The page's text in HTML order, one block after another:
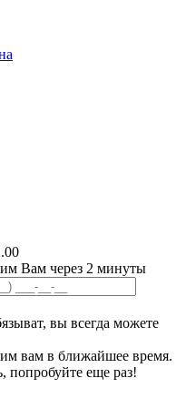
Вам через 2 минуты
вы всегда можете
вам в ближайшее время.
попробуйте еще раз!